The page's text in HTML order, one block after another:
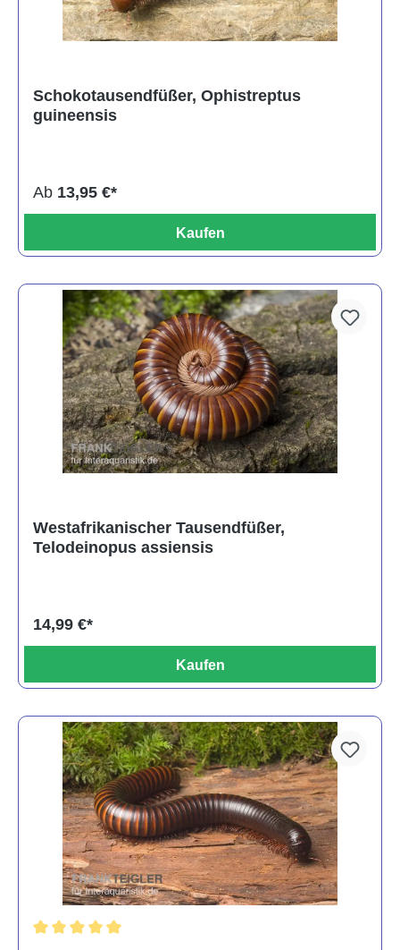
Schokotausendfüßer, Ophistreptus
guineensis
Ab 13,95 €*
Kaufen
Westafrikanischer Tausendfüßer,
Telodeinopus assiensis
14,99 €*
Kaufen